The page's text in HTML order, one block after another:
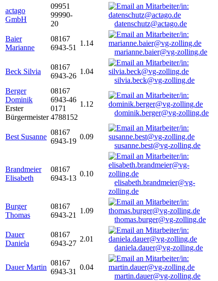
actago
GmbH
09951
99990-
20
datenschutz@actago.de
Baier
Marianne
08167
6943-51
1.14
marianne.baier@vg-zolling.de
Beck Silvia
08167
6943-26
1.04
silvia.beck@vg-zolling.de
Berger
Dominik
Erster
Bürgermeister
08167
6943-46
0171
4788152
1.12
dominik.berger@vg-zolling.de
Best Susanne
08167
6943-19
0.09
susanne.best@vg-zolling.de
Brandmeier
Elisabeth
08167
6943-13
0.10
elisabeth.brandmeier@vg-
zolling.de
Burger
Thomas
08167
6943-21
1.09
thomas.burger@vg-zolling.de
Dauer
Daniela
08167
6943-27
2.01
daniela.dauer@vg-zolling.de
Dauer Martin
08167
6943-31
0.04
martin.dauer@vg-zolling.de